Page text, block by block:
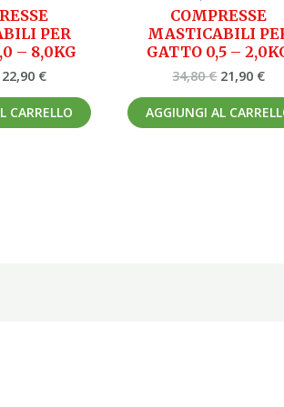
PER
– 8,0KG
22,90 €
CARRELLO
COMPRESSE
MASTICABILI
GATTO 0,5 –
34,80€ 21,90 €
AGGIUNGI AL